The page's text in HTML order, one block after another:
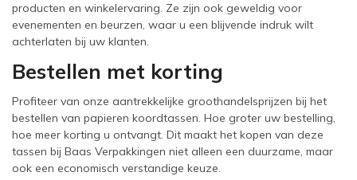
producten en winkelervaring. Ze zijn ook geweldig voor
evenementen en beurzen, waar u een blijvende indruk wilt
achterlaten bij uw klanten.
Bestellen met korting
Profiteer van onze aantrekkelijke groothandelsprijzen bij het
bestellen van papieren koordtassen. Hoe groter uw bestelling,
hoe meer korting u ontvangt. Dit maakt het kopen van deze
tassen bij Baas Verpakkingen niet alleen een duurzame, maar
ook een economisch verstandige keuze.